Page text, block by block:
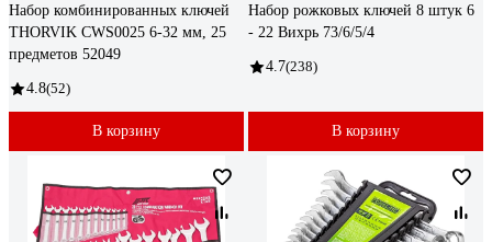
Набор комбинированных ключей
THORVIK CWS0025 6-32 мм, 25
предметов 52049
4.8(52)
В корзину
Набор рожковых ключей 8 штук 6
- 22 Вихрь 73/6/5/4
4.7(238)
В корзину